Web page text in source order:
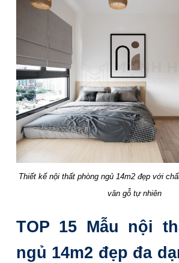
Thiết kế nội thất phòng ngủ 14m2 đẹp với
vân gỗ tự nhiên
TOP 15 Mẫu nội
ngủ 14m2 đẹp đa